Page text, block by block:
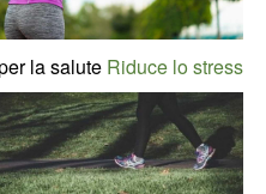
la salute Riduce lo stress